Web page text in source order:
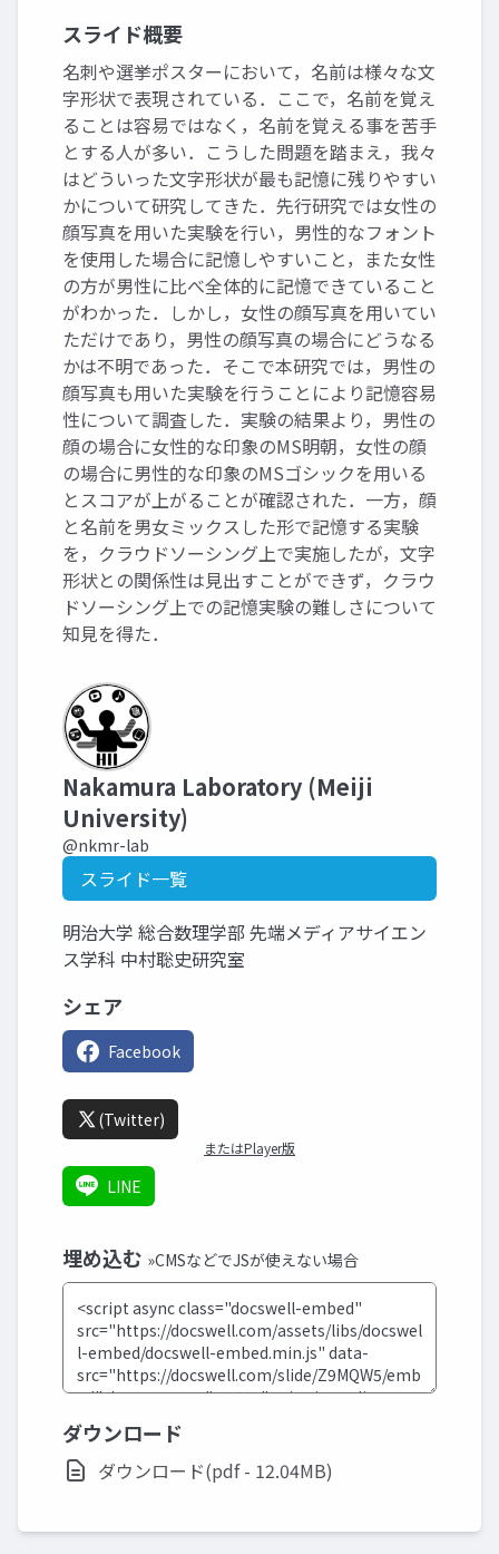
スライド概要
名刺や選挙ポスターにおいて，名前は様々な文
字形状で表現されている．ここで，名前を覚え
ることは容易ではなく，名前を覚える事を苦手
とする人が多い．こうした問題を踏まえ，我々
はどういった文字形状が最も記憶に残りやすい
かについて研究してきた．先行研究では女性の
顔写真を用いた実験を行い，男性的なフォント
を使用した場合に記憶しやすいこと，また女性
の方が男性に比べ全体的に記憶できていること
がわかった．しかし，女性の顔写真を用いてい
ただけであり，男性の顔写真の場合にどうなる
かは不明であった．そこで本研究では，男性の
顔写真も用いた実験を行うことにより記憶容易
性について調査した．実験の結果より，男性の
顔の場合に女性的な印象のMS明朝，女性の顔
の場合に男性的な印象のMSゴシックを用いる
とスコアが上がることが確認された．一方，顔
と名前を男女ミックスした形で記憶する実験
を，クラウドソーシング上で実施したが，文字
形状との関係性は見出すことができず，クラウ
ドソーシング上での記憶実験の難しさについて
知見を得た．
Nakamura Laboratory (Meiji
University)
@nkmr-lab
スライド一覧
明治大学 総合数理学部 先端メディアサイエン
ス学科 中村聡史研究室
シェア
Facebook
(Twitter)
またはPlayer版
LINE
埋め込む »CMSなどでJSが使えない場合
ダウンロード
ダウンロード(pdf - 12.04MB)